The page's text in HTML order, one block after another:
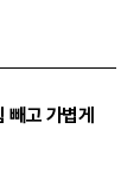
고 가볍게